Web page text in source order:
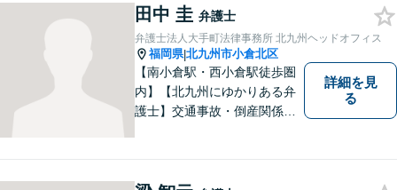
を提供致します。メール相談
やビデオ面談にも柔軟に対応
しております。 まずは、ご相
談ください。
田中 圭 弁護士
弁護士法人大手町法律事務所 北九州ヘッドオフィス
福岡県|北九州市小倉北区
【南小倉駅・西小倉駅徒歩圏
内】【北九州にゆかりある弁
護士】交通事故・倒産関係・
詳細を見
る